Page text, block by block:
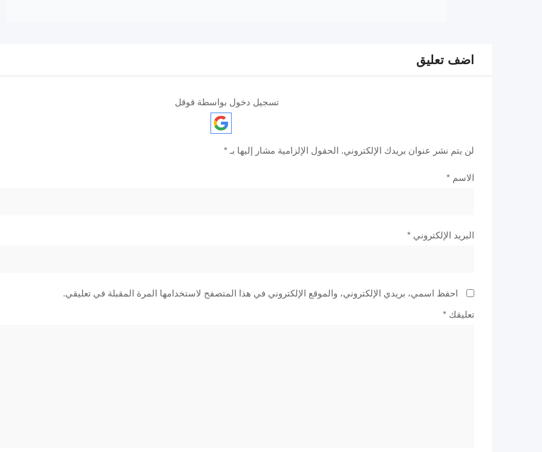
اضف تعليق
تسجيل دخول بواسطة قوقل
لن يتم نشر عنوان بريدك الإلكتروني. الحقول الإلزامية مشار إليها بـ *
الاسم *
البريد الإلكتروني *
احفظ اسمي، بريدي الإلكتروني، والموقع الإلكتروني في هذا المتصفح لاستخدامها المرة المقبلة في تعليقي.
تعليقك *